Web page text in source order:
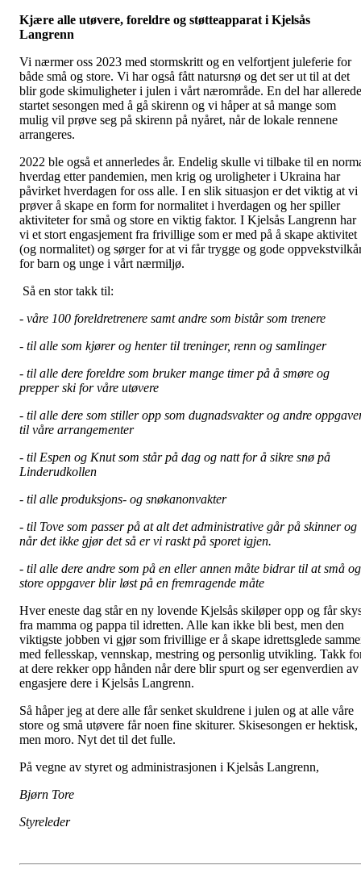
Kjære alle utøvere, foreldre og støtteapparat i Kjelsås
Langrenn
Vi nærmer oss 2023 med stormskritt og en velfortjent juleferie for
både små og store. Vi har også fått natursnø og det ser ut til at det
blir gode skimuligheter i julen i vårt nærområde. En del har allerede
startet sesongen med å gå skirenn og vi håper at så mange som
mulig vil prøve seg på skirenn på nyåret, når de lokale rennene
arrangeres.
2022 ble også et annerledes år. Endelig skulle vi tilbake til en
hverdag etter pandemien, men krig og uroligheter i Ukraina har
påvirket hverdagen for oss alle. I en slik situasjon er det viktig at vi
prøver å skape en form for normalitet i hverdagen og her spiller
aktiviteter for små og store en viktig faktor. I Kjelsås Langrenn har
vi et stort engasjement fra frivillige som er med på å skape aktivitet
(og normalitet) og sørger for at vi får trygge og gode
for barn og unge i vårt nærmiljø.
Så en stor takk til:
- våre 100 foreldretrenere samt andre som bistår som trenere
- til alle som kjører og henter til treninger, renn og samlinger
- til alle dere foreldre som bruker mange timer på å smøre og
prepper ski for våre utøvere
- til alle dere som stiller opp som dugnadsvakter og andre
til våre arrangementer
- til Espen og Knut som står på dag og natt for å sikre snø på
Linderudkollen
- til alle produksjons- og snøkanonvakter
- til Tove som passer på at alt det administrative går på skinner og
når det ikke gjør det så er vi raskt på sporet igjen.
- til alle dere andre som på en eller annen måte bidrar til at små og
store oppgaver blir løst på en fremragende måte
Hver eneste dag står en ny lovende Kjelsås skiløper opp og får
fra mamma og pappa til idretten. Alle kan ikke bli best, men den
viktigste jobben vi gjør som frivillige er å skape idrettsglede
med fellesskap, vennskap, mestring og personlig utvikling. Takk
at dere rekker opp hånden når dere blir spurt og ser egenverdien av
engasjere dere i Kjelsås Langrenn.
Så håper jeg at dere alle får senket skuldrene i julen og at alle våre
store og små utøvere får noen fine skiturer. Skisesongen er hektisk,
men moro. Nyt det til det fulle.
På vegne av styret og administrasjonen i Kjelsås Langrenn,
Bjørn Tore
Styreleder